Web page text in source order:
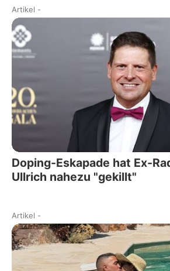
Artikel -
Doping-Eskapade hat Ex-
Ullrich nahezu "gekillt"
Artikel -